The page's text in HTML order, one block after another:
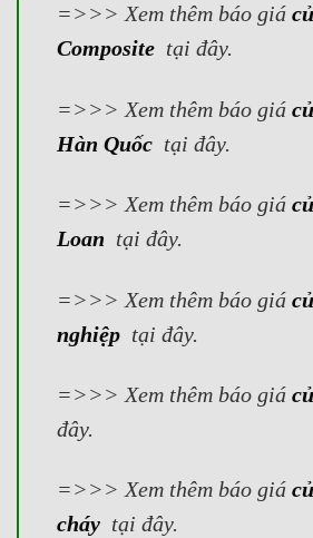
=>>> Xem thêm báo giá
Composite tại đây.
=>>> Xem thêm báo giá
Hàn Quốctại đây.
=>>> Xem thêm báo giá
Loan tại đây.
=>>> Xem thêm báo giá
nghiệptại đây.
=>>> Xem thêm báo giá
đây.
=>>> Xem thêm báo giá
cháytại đây.